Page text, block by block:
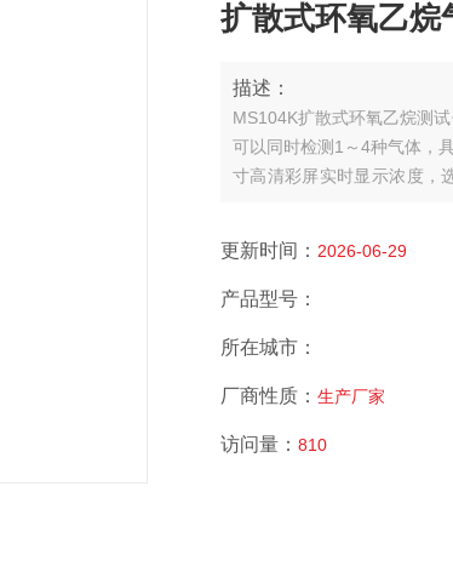
扩散式环氧乙烷
描述：
MS104K扩散式环氧乙烷测
可以同时检测1～4种气体，
寸高清彩屏实时显示浓度，
更新时间： 2026-06-29
产品型号：
所在城市：
厂商性质： 生产厂家
访问量： 810